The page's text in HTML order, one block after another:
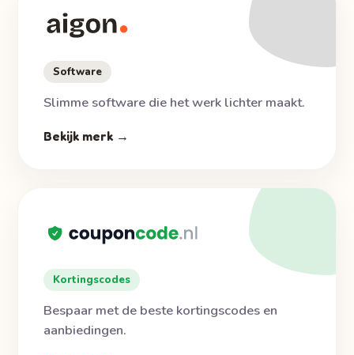
Software
Slimme software die het werk lichter maakt.
Bekijk merk →
Kortingscodes
Bespaar met de beste kortingscodes en
aanbiedingen.